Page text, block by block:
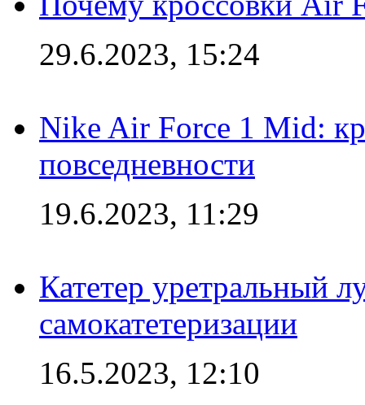
29.6.2023, 15:24
Nike Air Force 1 Mid:
повседневности
19.6.2023, 11:29
Катетер уретральный
самокатетеризации
16.5.2023, 12:10